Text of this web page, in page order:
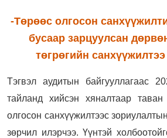
-Төрөөс олгосон
бусаар зарцуулсан
төгрөгийн
Тэгвэл аудитын байгууллагаас
тайланд хийсэн хяналтаар
олгосон санхүүжилтээс
зөрчил илэрчээ. Үүнтэй